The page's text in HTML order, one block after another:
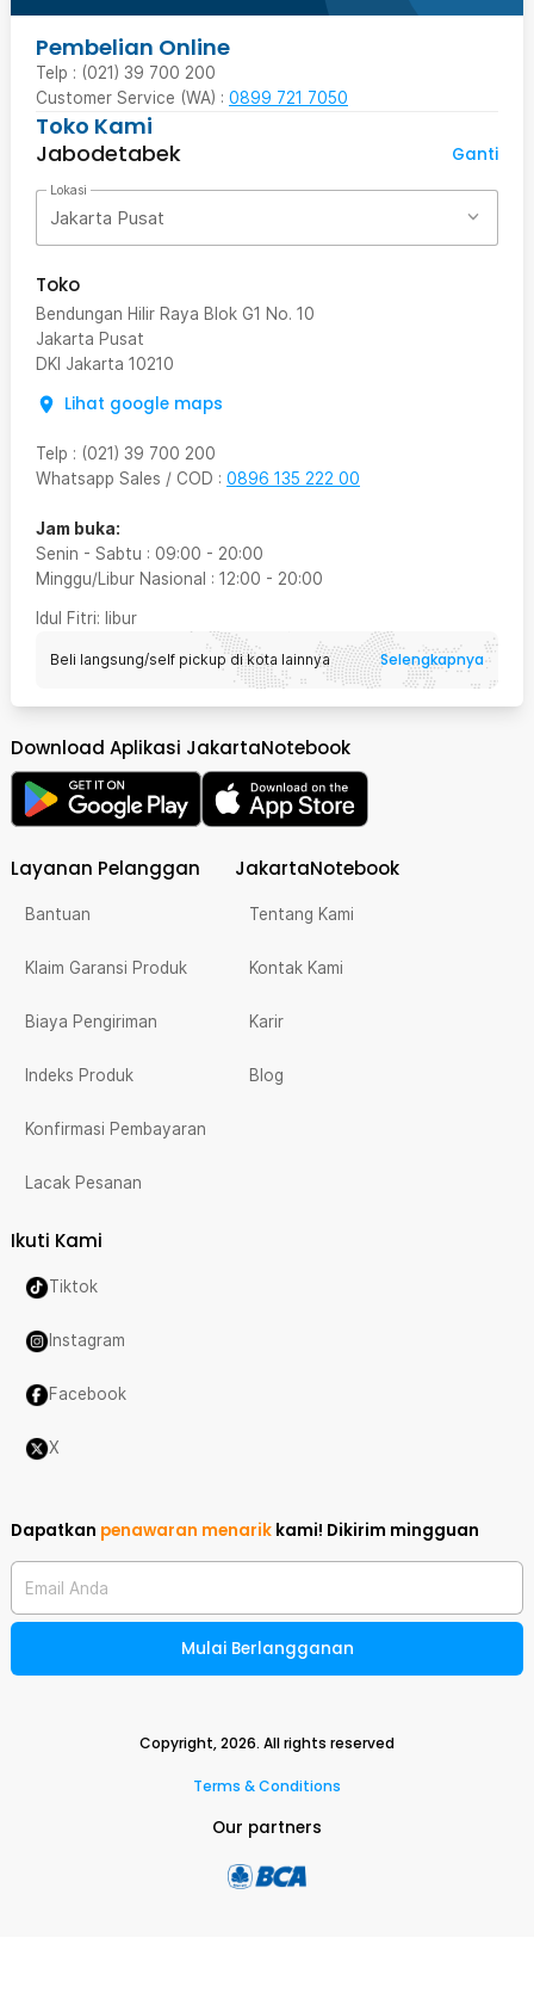
Pembelian Online
Telp : (021) 39 700 200
Customer Service (WA) : 0899 721 7050
Toko Kami
Jabodetabek
Ganti
Lokasi
Jakarta Pusat
Toko
Bendungan Hilir Raya Blok G1 No. 10
Jakarta Pusat
DKI Jakarta 10210
Lihat google maps
Telp : (021) 39 700 200
Whatsapp Sales / COD : 0896 135 222 00
Jam buka:
Senin - Sabtu : 09:00 - 20:00
Minggu/Libur Nasional : 12:00 - 20:00
Idul Fitri: libur
Beli langsung/self pickup di kota lainnya Selengkapnya
Download Aplikasi JakartaNotebook
Layanan Pelanggan
Bantuan
Klaim Garansi Produk
Biaya Pengiriman
Indeks Produk
Konfirmasi Pembayaran
Lacak Pesanan
JakartaNotebook
Tentang Kami
Kontak Kami
Karir
Blog
Ikuti Kami
Tiktok
Instagram
Facebook
X
Dapatkan penawaran menarik kami! Dikirim mingguan
Email Anda
Mulai Berlangganan
Copyright,2026. All rights reserved
Terms & Conditions
Our partners